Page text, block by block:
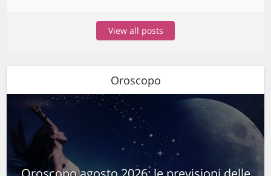
View all posts
Oroscopo